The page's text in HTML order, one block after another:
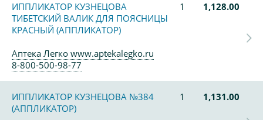
ИППЛИКАТОР КУЗНЕЦОВА
ТИБЕТСКИЙ ВАЛИК ДЛЯ ПОЯСНИЦЫ
КРАСНЫЙ (АППЛИКАТОР)
1 1,128.00
Аптека Легко www.aptekalegko.ru
8-800-500-98-77
ИППЛИКАТОР КУЗНЕЦОВА №384
(АППЛИКАТОР)
1 1,131.00